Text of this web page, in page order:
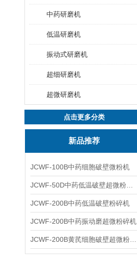
中药研磨机
低温研磨机
振动式研磨机
超细研磨机
超微研磨机
点击更多分类
新品推荐
JCWF-100B中药细胞破壁微粉机
JCWF-200B中药低温破壁粉碎机
JCWF-200B中药振动磨超微粉碎机